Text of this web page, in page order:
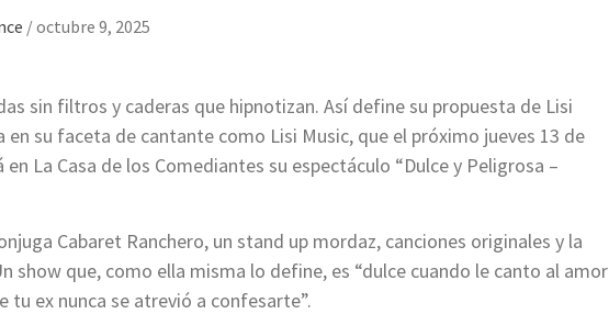
/octubre 9, 2025
sin filtros y caderas que hipnotizan. Así define su propuesta de Lisi
en su faceta de cantante como Lisi Music, que el próximo jueves 13 de
La Casa de los Comediantes su espectáculo “Dulce y Peligrosa –
Cabaret Ranchero, un stand up mordaz, canciones originales y la
show que, como ella misma lo define, es “dulce cuando le canto al amor
tu ex nunca se atrevió a confesarte”.